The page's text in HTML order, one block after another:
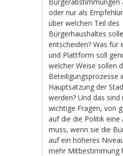
oder nur als
über welchen Teil des
Bürgerhaushaltes
entscheiden? Was für
und Plattform soll
welcher Weise sollen
Beteiligungsprozesse
Hauptsatzung der
werden? Und das sind
wichtige Fragen, von
auf die die Politik
muss, wenn sie die
auf ein höheres
mehr Mitbestimmung